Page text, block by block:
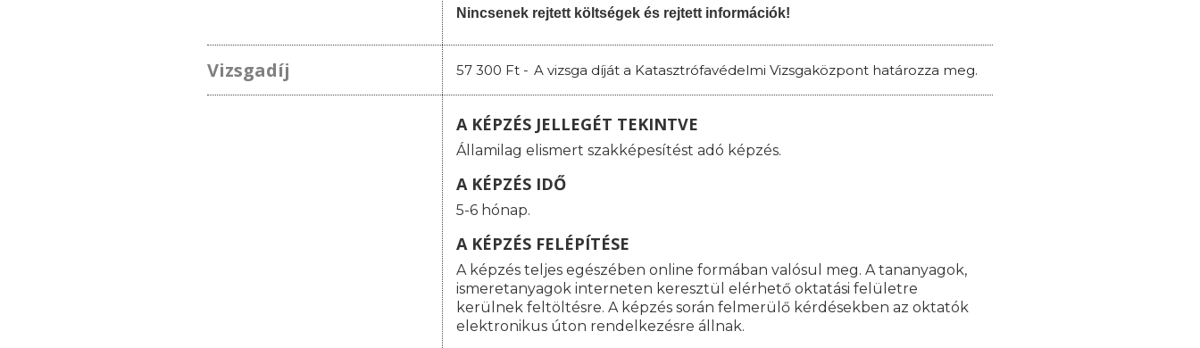
Nincsenek rejtett költségek és rejtett információk!
Vizsgadíj 57 300 Ft - A vizsga díját a Katasztrófavédelmi Vizsgaközpont határozza meg.
A KÉPZÉS JELLEGÉT TEKINTVE
Államilag elismert szakképesítést adó képzés.
A KÉPZÉS IDŐ
5-6 hónap.
A KÉPZÉS FELÉPÍTÉSE
A képzés teljes egészében online formában valósul meg. A tananyagok,
ismeretanyagok interneten keresztül elérhető oktatási felületre
kerülnek feltöltésre. A képzés során felmerülő kérdésekben az oktatók
elektronikus úton rendelkezésre állnak.